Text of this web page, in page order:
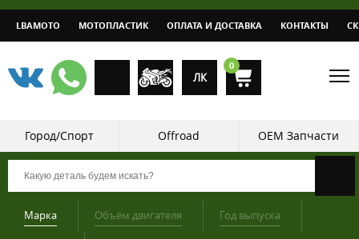
LBAMOTO МОТОПЛАСТИК ОПЛАТА И ДОСТАВКА КОНТАКТЫ
ЛК
0
Город/Спорт Offroad OEM Запчасти
Марка Объём двигателя Год выпуска